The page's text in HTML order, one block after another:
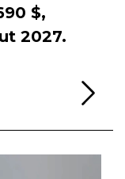
$,
2027.